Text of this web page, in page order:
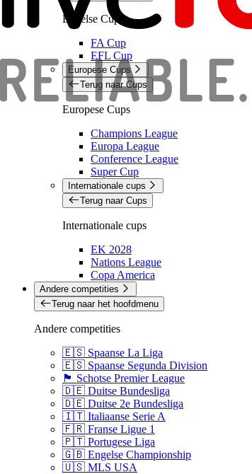
Engelse Cups
FA Cup
EFL Cup
Europese Cups
Terug naar Cups
Europese Cups
Champions League
Europa League
Conference League
Super Cup
Internationale cups
Terug naar Cups
Internationale cups
EK 2028
Nations League
Copa America
Andere competities
Terug naar het hoofdmenu
Andere competities
🇪🇸 Spaanse La Liga
🇪🇸 Spaanse Segunda Division
🏴󠁧󠁢󠁳󠁣󠁴󠁿 Schotse Premier League
🇩🇪 Duitse Bundesliga
🇩🇪 Duitse 2e Bundesliga
🇮🇹 Italiaanse Serie A
🇫🇷 Franse Ligue 1
🇵🇹 Portugese Liga
🇬🇧 Engelse Championship
🇺🇸 MLS USA